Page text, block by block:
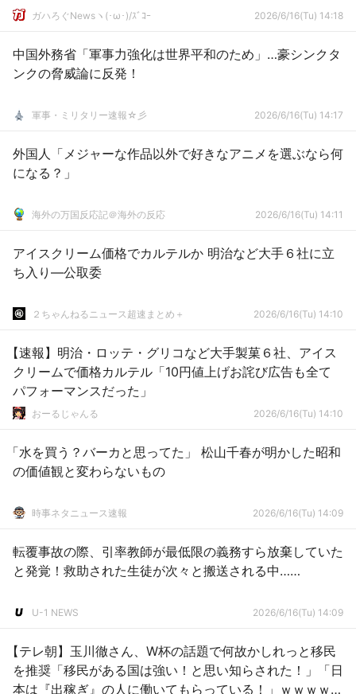
ガハろぐNewsヽ(･ω･)/ｽﾞｺｰ 2026/6/16(Tu) 14:18
中国外務省「軍事力強化は世界平和のため」…豪シンクタ
ンクの脅威論に反発！
軍事・ミリタリー速報☆彡 2026/6/16(Tu) 14:17
外国人「メジャーな作品以外で好きなアニメを選ぶなら何
になる？」
海外の万国反応記＠海外の反応 2026/6/16(Tu) 14:11
アイスクリーム価格でカルテルか 明治など大手６社に立
ち入り―公取委
２ちゃんねるニュース超速まとめ＋ 2026/6/16(Tu) 14:10
【速報】明治・ロッテ・グリコなど大手製菓６社、アイス
クリームで価格カルテル「10円値上げお詫び広告も全て
パフォーマンスだった」
おーるじゃんる 2026/6/16(Tu) 14:10
「水を買う？バーカと思ってた」 松山千春が明かした昭和
の価値観と変わらないもの
時事ネタニュース速報 2026/6/16(Tu) 14:09
転覆事故の際、引率教師が最低限の義務すら放棄していた
と発覚！救助された生徒が次々と搬送される中……
U-1 NEWS 2026/6/16(Tu) 14:09
【テレ朝】玉川徹さん、W杯の話題で何故かしれっと移民
を推奨「移民がある国は強い！と思い知らされた！」「日
本は『出稼ぎ』の人に働いてもらっている！」ｗｗｗｗｗ